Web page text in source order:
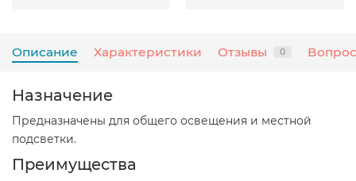
Описание Характеристики Отзывы 0
Назначение
Предназначены для общего освещения и местной
подсветки.
Преимущества